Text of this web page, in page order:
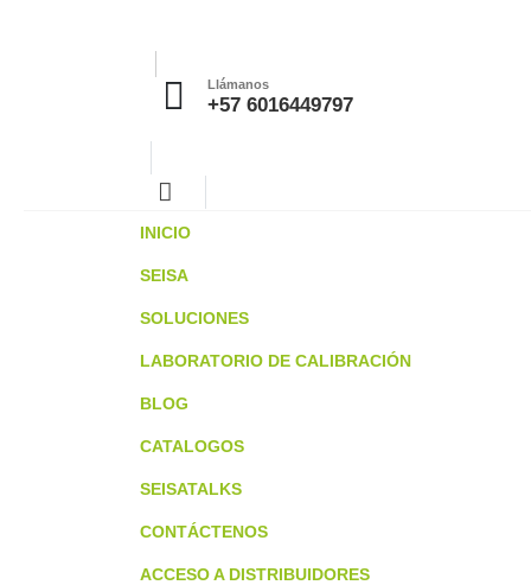
Llámanos
+57 6016449797
INICIO
SEISA
SOLUCIONES
LABORATORIO DE CALIBRACIÓN
BLOG
CATALOGOS
SEISATALKS
CONTÁCTENOS
ACCESO A DISTRIBUIDORES